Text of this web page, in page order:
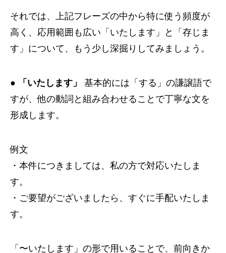
それでは、上記フレーズの中から特に使う頻度が
高く、応用範囲も広い「いたします」と「存じま
す」について、もう少し深掘りしてみましょう。
● 「いたします」
基本的には「する」の謙譲語で
すが、他の動詞と組み合わせることで丁寧な文を
形成します。
例文
・本件につきましては、私の方で対応いたしま
す。
・ご要望がございましたら、すぐに手配いたしま
す。
「〜いたします」の形で用いることで、前向きか